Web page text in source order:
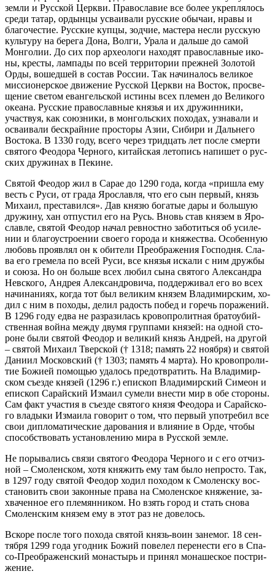
зем­ли и Рус­ской Церк­ви. Пра­во­сла­вие все бо­лее укреп­ля­лось
сре­ди та­тар, ор­дын­цы усва­и­ва­ли рус­ские обы­чаи, нра­вы и
бла­го­че­стие. Рус­ские куп­цы, зод­чие, ма­сте­ра нес­ли рус­скую
куль­ту­ру на бе­ре­га До­на, Вол­ги, Ура­ла и даль­ше до са­мой
Мон­го­лии. До сих пор ар­хео­ло­ги на­хо­дят пра­во­слав­ные ико­
ны, кре­сты, лам­па­ды по всей тер­ри­то­рии преж­ней Зо­ло­той
Ор­ды, во­шед­шей в со­став Рос­сии. Так на­чи­на­лось ве­ли­кое
мис­си­о­нер­ское дви­же­ние Рус­ской Церк­ви на Во­сток, про­све­
ще­ние све­том еван­гель­ской ис­ти­ны всех пле­мен до Ве­ли­ко­го
оке­а­на. Рус­ские пра­во­слав­ные кня­зья и их дру­жин­ни­ки,
участ­вуя, как со­юз­ни­ки, в мон­голь­ских по­хо­дах, узна­ва­ли и
осва­и­ва­ли бес­край­ние про­сто­ры Азии, Си­би­ри и Даль­не­го
Во­сто­ка. В 1330 го­ду, все­го через трид­цать лет по­сле смер­ти
свя­то­го Фе­о­до­ра Чер­но­го, ки­тай­ская ле­то­пись на­пи­шет о рус­
ских дру­жи­нах в Пе­кине.
Свя­той Фе­о­дор жил в Са­рае до 1290 го­да, ко­гда «при­шла ему
весть с Ру­си, от гра­да Яро­слав­ля, что его сын пер­вый, князь
Ми­ха­ил, пре­ста­вил­ся». Дав кня­зю бо­га­тые да­ры и боль­шую
дру­жи­ну, хан от­пу­стил его на Русь. Вновь став кня­зем в Яро­
слав­ле, свя­той Фе­о­дор на­чал рев­ност­но за­бо­тить­ся об уси­ле­
нии и бла­го­устро­е­нии сво­е­го го­ро­да и кня­же­ства. Осо­бен­ную
лю­бовь про­яв­лял он к оби­те­ли Пре­об­ра­же­ния Гос­под­ня. Сла­
ва его гре­ме­ла по всей Ру­си, все кня­зья ис­ка­ли с ним друж­бы
и со­ю­за. Но он боль­ше всех лю­бил сы­на свя­то­го Алек­сандра
Нев­ско­го, Ан­дрея Алек­сан­дро­ви­ча, под­дер­жи­вал его во всех
на­чи­на­ни­ях, ко­гда тот был ве­ли­ким кня­зем Вла­ди­мир­ским, хо­
дил с ним в по­хо­ды, де­лил ра­дость по­бед и го­речь по­ра­же­ний.
В 1296 го­ду ед­ва не раз­ра­зи­лась кро­во­про­лит­ная бра­то­убий­
ствен­ная вой­на меж­ду дву­мя груп­па­ми кня­зей: на од­ной сто­
роне бы­ли свя­той Фе­о­дор и ве­ли­кий князь Ан­дрей, на дру­гой
– свя­той Ми­ха­ил Твер­ской († 1318; па­мять 22 но­яб­ря) и свя­той
Да­ни­ил Мос­ков­ский († 1303; па­мять 4 мар­та). Но кро­во­про­ли­
тие Бо­жи­ей по­мо­щью уда­лось предот­вра­тить. На Вла­ди­мир­
ском съез­де кня­зей (1296 г.) епи­скоп Вла­ди­мир­ский Си­ме­он и
епи­скоп Са­рай­ский Из­ма­ил су­ме­ли вне­сти мир в обе сто­ро­ны.
Сам факт уча­стия в съез­де свя­то­го кня­зя Фе­о­до­ра и Са­рай­ско­
го вла­ды­ки Из­ма­и­ла го­во­рит о том, что пер­вый упо­тре­бил все
свои ди­пло­ма­ти­че­ские да­ро­ва­ния и вли­я­ние в Ор­де, чтобы
спо­соб­ство­вать уста­нов­ле­нию ми­ра в Рус­ской зем­ле.
Не по­ры­ва­лись свя­зи свя­то­го Фе­о­до­ра Чер­но­го и с его от­чиз­
ной – Смо­лен­ском, хо­тя кня­жить ему там бы­ло непро­сто. Так,
в 1297 го­ду свя­той Фе­о­дор хо­дил по­хо­дом к Смо­лен­ску вос­
ста­но­вить свои за­кон­ные пра­ва на Смо­лен­ское кня­же­ние, за­
хва­чен­ное его пле­мян­ни­ком. Но взять го­род и стать сно­ва
Смо­лен­ским кня­зем ему в этот раз не до­ве­лось.
Вско­ре по­сле то­го по­хо­да свя­той князь-во­ин за­не­мог. 18 сен­
тяб­ря 1299 го­да угод­ник Бо­жий по­ве­лел пе­ре­не­сти его в Спа­
со-Пре­об­ра­жен­ский мо­на­стырь и при­нял мо­на­ше­ское по­стри­
же­ние.